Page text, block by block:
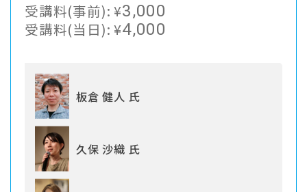
受講料(事前):¥3,000
受講料(当日):¥4,000
板倉 健人 氏
久保 沙織 氏